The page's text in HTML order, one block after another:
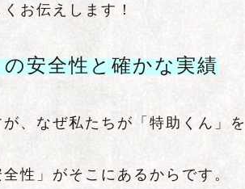
お伝えします！
安全性と確かな実績
、なぜ私たちが「特助くん」を
性」がそこにあるからです。